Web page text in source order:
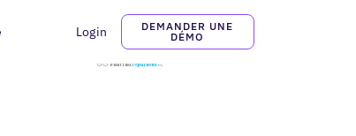
Login
DEMANDER UNE
DÉMO